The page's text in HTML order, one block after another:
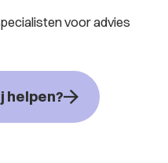
voor advies
helpen?